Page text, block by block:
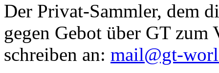
Der Privat-Sammler, dem
gegen Gebot über GT zum
schreiben an: mail@gt-